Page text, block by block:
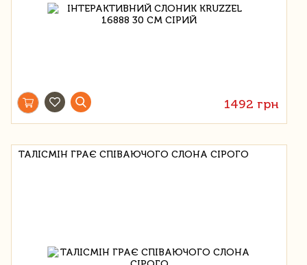
1492 грн
ТАЛІСМІН ГРАЄ СПІВАЮЧОГО СЛОНА СІРОГО